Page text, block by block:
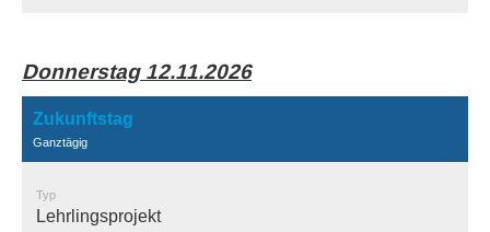
Donnerstag 12.11.2026
Zukunftstag
Ganztägig
Typ
Lehrlingsprojekt